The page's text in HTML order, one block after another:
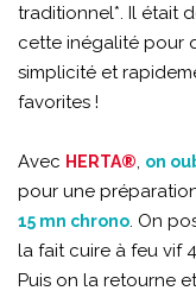
traditionnel*. Il était
cette inégalité pour
simplicité et
favorites !
Avec HERTA®, on
pour une
15 mn chrono. On
la fait cuire à feu vif
Puis on la retourne